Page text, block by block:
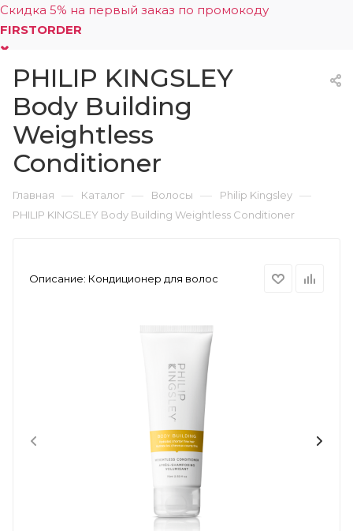
Скидка 5% на первый заказ по промокоду
FIRSTORDER
0
PHILIP KINGSLEY
Body Building
Weightless
Conditioner
Главная — Каталог — Волосы — Philip Kingsley —
PHILIP KINGSLEY Body Building Weightless Conditioner
Описание: Кондиционер для волос